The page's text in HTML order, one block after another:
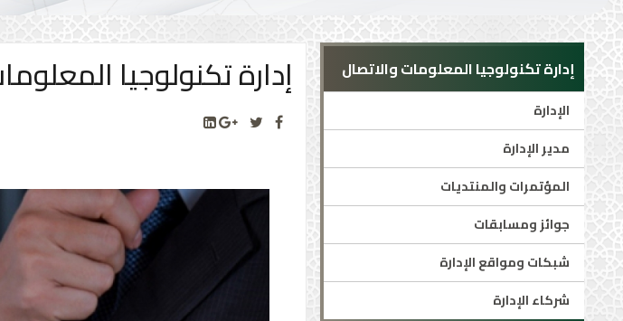
إدارة تكنولوجيا المعلومات والاتصال
الإدارة
مدير الإدارة
المؤتمرات والمنتديات
جوائز ومسابقات
شبكات ومواقع الإدارة
شركاء الإدارة
إدارة تكنولوجيا